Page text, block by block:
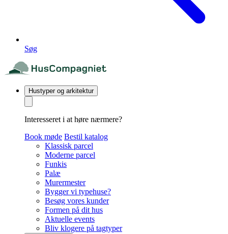
Søg
Hustyper og arkitektur
Interesseret i at høre nærmere?
Book møde Bestil katalog
Klassisk parcel
Moderne parcel
Funkis
Palæ
Murermester
Bygger vi typehuse?
Besøg vores kunder
Formen på dit hus
Aktuelle events
Bliv klogere på tagtyper